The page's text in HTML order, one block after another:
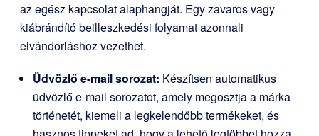
az egész kapcsolat alaphangját. Egy zavaros vagy
kiábrándító beilleszkedési folyamat azonnali
elvándorláshoz vezethet.
Üdvözlő e-mail sorozat: Készítsen automatikus
üdvözlő e-mail sorozatot, amely megosztja a márka
történetét, kiemeli a legkelendőbb termékeket, és